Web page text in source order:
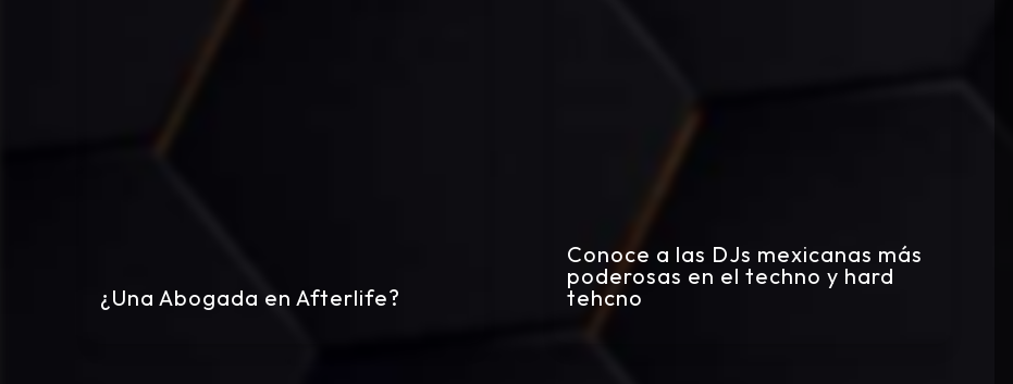
¿Una Abogada en Afterlife?
Conoce a las DJs mexicanas más
poderosas en el techno y hard
tehcno